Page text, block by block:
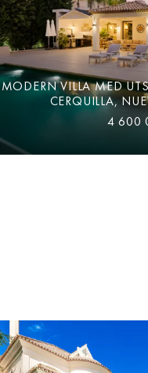
MODERN VILLA MED
CERQUILLA,
4 600